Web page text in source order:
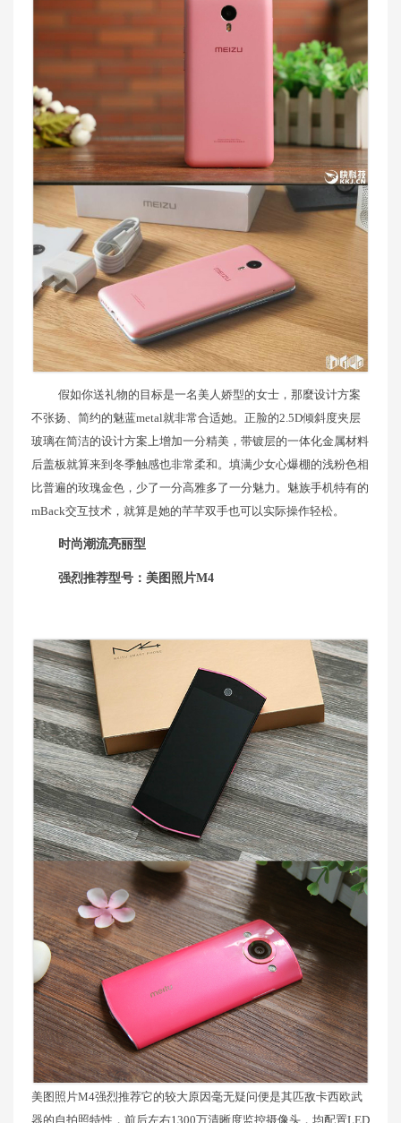
假如你送礼物的目标是一名美人娇型的女士，那麼设计方案
不张扬、简约的魅蓝metal就非常合适她。正脸的2.5D倾斜度夹层
玻璃在简洁的设计方案上增加一分精美，带镀层的一体化金属材料
后盖板就算来到冬季触感也非常柔和。填满少女心爆棚的浅粉色相
比普遍的玫瑰金色，少了一分高雅多了一分魅力。魅族手机特有的
mBack交互技术，就算是她的芊芊双手也可以实际操作轻松。
时尚潮流亮丽型
强烈推荐型号：美图照片M4
美图照片M4强烈推荐它的较大原因毫无疑问便是其匹敌卡西欧武
器的自拍照特性，前后左右1300万清晰度监控摄像头，均配置LED